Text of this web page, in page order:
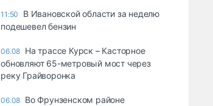
11:50
В Ивановской области за неделю
подешевел бензин
06.08 На трассе Курск – Касторное
обновляют 65-метровый мост через
реку Грайворонка
06.08 Во Фрунзенском районе